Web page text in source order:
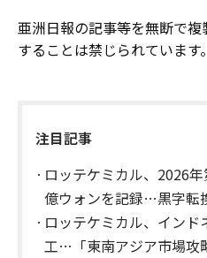
亜洲日報の記事等を無断で
することは禁じられています。
注目記事
ロッテケミカル、2026
億ウォンを記録…黒字転
ロッテケミカル、イン
工…「東南アジア市場攻